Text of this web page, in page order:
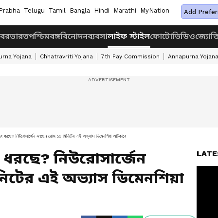
Telugu Tamil Bangla Hindi Marathi MyNation Add
ভারতপশ্চিমবঙ্গবিনোদনব্যবসালাইফ স্টাইলফোটোভিডিও
Yojana Chhatravriti Yojana 7th Pay Commission Annapurna
নিউরোসার্জেন বলছেন রোজ ১৫ মিনিটের এই অভ্যাস ডিমেনশিয়া আটকাবে
নিউরোসার্জেন
এই অভ্যাস ডিমেনশিয়া